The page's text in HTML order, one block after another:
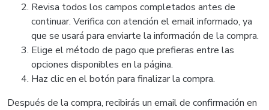
Revisa todos los campos completados antes de
continuar. Verifica con atención el email informado, ya
que se usará para enviarte la información de la compra.
Elige el método de pago que prefieras entre las
opciones disponibles en la página.
Haz clic en el botón para finalizar la compra.
Después de la compra, recibirás un email de confirmación en